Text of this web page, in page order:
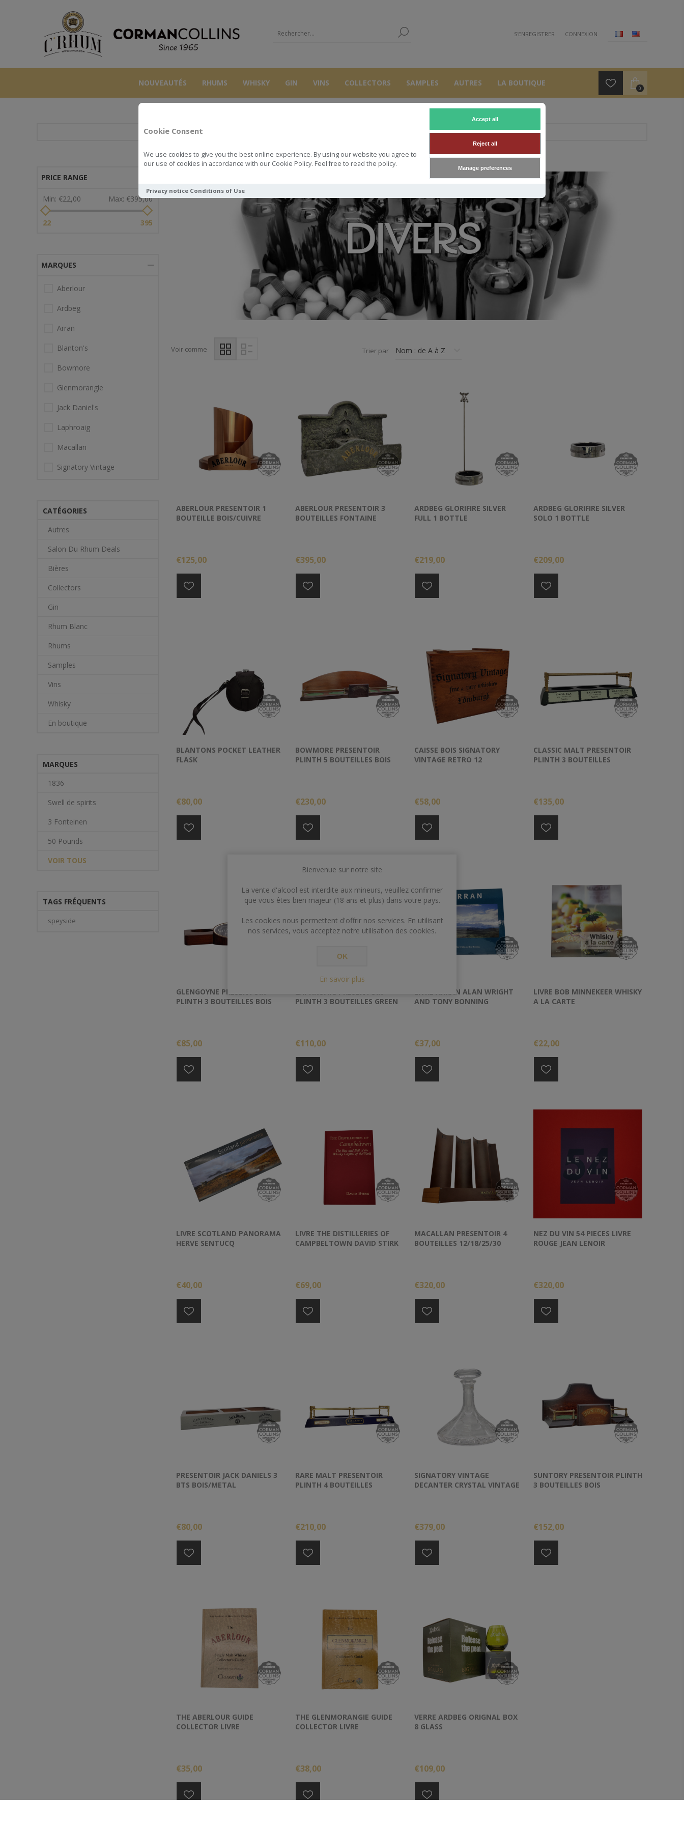
Cookie Consent
We use cookies to give you the best online experience. By using our website you agree to
our use of cookies in accordance with our Cookie Policy. Feel free to read the policy.
Accept all
Reject all
Manage preferences
Privacy notice Conditions of Use
S'ENREGISTRER CONNEXION
NOUVEAUTÉS RHUMS WHISKY GIN VINS COLLECTORS SAMPLES AUTRES LA BOUTIQUE
0
Voir comme Trier par
ABERLOUR PRESENTOIR 1
BOUTEILLE BOIS/CUIVRE
€125,00
ABERLOUR PRESENTOIR 3
BOUTEILLES FONTAINE
€395,00
ARDBEG GLORIFIRE SILVER
FULL 1 BOTTLE
€219,00
ARDBEG GLORIFIRE SILVER
SOLO 1 BOTTLE
€209,00
BLANTONS POCKET LEATHER
FLASK
€80,00
BOWMORE PRESENTOIR
PLINTH 5 BOUTEILLES BOIS
€230,00
CAISSE BOIS SIGNATORY
VINTAGE RETRO 12
€58,00
CLASSIC MALT PRESENTOIR
PLINTH 3 BOUTEILLES
€135,00
GLENGOYNE PRESENTOIR
PLINTH 3 BOUTEILLES BOIS
€85,00
LAPHROAIG PRESENTOIR
PLINTH 3 BOUTEILLES GREEN
€110,00
LIVRE ARRAN ALAN WRIGHT
AND TONY BONNING
€37,00
LIVRE BOB MINNEKEER WHISKY
A LA CARTE
€22,00
LIVRE SCOTLAND PANORAMA
HERVE SENTUCQ
€40,00
LIVRE THE DISTILLERIES OF
CAMPBELTOWN DAVID STIRK
€69,00
MACALLAN PRESENTOIR 4
BOUTEILLES 12/18/25/30
€320,00
NEZ DU VIN 54 PIECES LIVRE
ROUGE JEAN LENOIR
€320,00
PRESENTOIR JACK DANIELS 3
BTS BOIS/METAL
€80,00
RARE MALT PRESENTOIR
PLINTH 4 BOUTEILLES
€210,00
SIGNATORY VINTAGE
DECANTER CRYSTAL VINTAGE
€379,00
SUNTORY PRESENTOIR PLINTH
3 BOUTEILLES BOIS
€152,00
THE ABERLOUR GUIDE
COLLECTOR LIVRE
€35,00
THE GLENMORANGIE GUIDE
COLLECTOR LIVRE
€38,00
VERRE ARDBEG ORIGNAL BOX
8 GLASS
€109,00
PRICE RANGE
Min: €22,00 Max: €395,00
22 395
MARQUES
Aberlour
Ardbeg
Arran
Blanton's
Bowmore
Glenmorangie
Jack Daniel's
Laphroaig
Macallan
Signatory Vintage
CATÉGORIES
Autres
Salon Du Rhum Deals
Bières
Collectors
Gin
Rhum Blanc
Rhums
Samples
Vins
Whisky
En boutique
MARQUES
1836
Swell de spirits
3 Fonteinen
50 Pounds
VOIR TOUS
TAGS FRÉQUENTS
speyside
Bienvenue sur notre site
La vente d'alcool est interdite aux mineurs, veuillez confirmer
que vous êtes bien majeur (18 ans et plus) dans votre pays.
Les cookies nous permettent d'offrir nos services. En utilisant
nos services, vous acceptez notre utilisation des cookies.
OK
En savoir plus